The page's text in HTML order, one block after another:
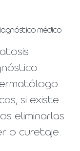
médico
si existe
eliminarlas
o curetaje.